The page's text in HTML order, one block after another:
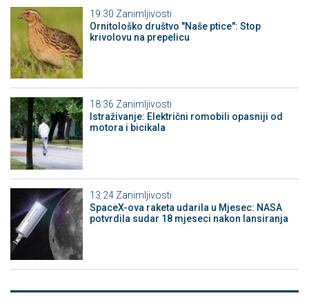
19:30 Zanimljivosti
Ornitološko društvo "Naše ptice": Stop
krivolovu na prepelicu
18:36 Zanimljivosti
Istraživanje: Električni romobili opasniji od
motora i bicikala
13:24 Zanimljivosti
SpaceX-ova raketa udarila u Mjesec: NASA
potvrdila sudar 18 mjeseci nakon lansiranja